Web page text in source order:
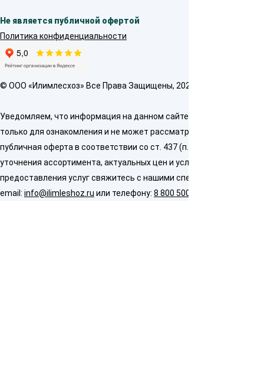
Не является публичной офертой
Политика конфиденциальности
© OOO «Илимлесхоз» Все Права Защищены, 2026
Уведомляем, что информация на данном сайте предназначена
только для ознакомления и не может рассматриваться как
публичная оферта в соответствии со ст. 437 (п. 2) ГК РФ. Для
уточнения ассортимента, актуальных цен и условий
предоставления услуг свяжитесь с нашими специалистами по
email: info@ilimleshoz.ru или телефону: 8 800 500 5437